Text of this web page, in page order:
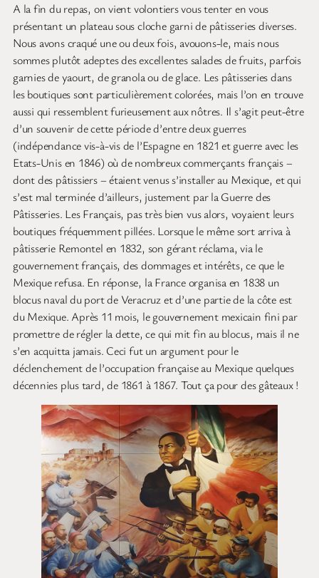
A la fin du repas, on vient volontiers vous tenter en vous
présentant un plateau sous cloche garni de pâtisseries diverses.
Nous avons craqué une ou deux fois, avouons-le, mais nous
sommes plutôt adeptes des excellentes salades de fruits, parfois
garnies de yaourt, de granola ou de glace. Les pâtisseries dans
les boutiques sont particulièrement colorées, mais l’on en trouve
aussi qui ressemblent furieusement aux nôtres. Il s’agit peut-être
d’un souvenir de cette période d’entre deux guerres
(indépendance vis-à-vis de l’Espagne en 1821 et guerre avec les
Etats-Unis en 1846) où de nombreux commerçants français –
dont des pâtissiers – étaient venus s’installer au Mexique, et qui
s’est mal terminée d’ailleurs, justement par la Guerre des
Pâtisseries. Les Français, pas très bien vus alors, voyaient leurs
boutiques fréquemment pillées. Lorsque le même sort arriva à
pâtisserie Remontel en 1832, son gérant réclama, via le
gouvernement français, des dommages et intérêts, ce que le
Mexique refusa. En réponse, la France organisa en 1838 un
blocus naval du port de Veracruz et d’une partie de la côte est
du Mexique. Après 11 mois, le gouvernement mexicain fini par
promettre de régler la dette, ce qui mit fin au blocus, mais il ne
s’en acquitta jamais. Ceci fut un argument pour le
déclenchement de l’occupation française au Mexique quelques
décennies plus tard, de 1861 à 1867. Tout ça pour des gâteaux !